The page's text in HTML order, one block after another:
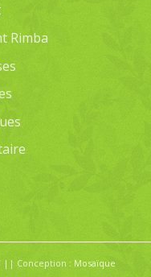
Rimba
|| Conception : Mosaïque